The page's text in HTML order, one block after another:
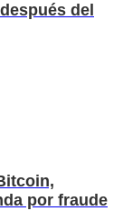
del
por fraude